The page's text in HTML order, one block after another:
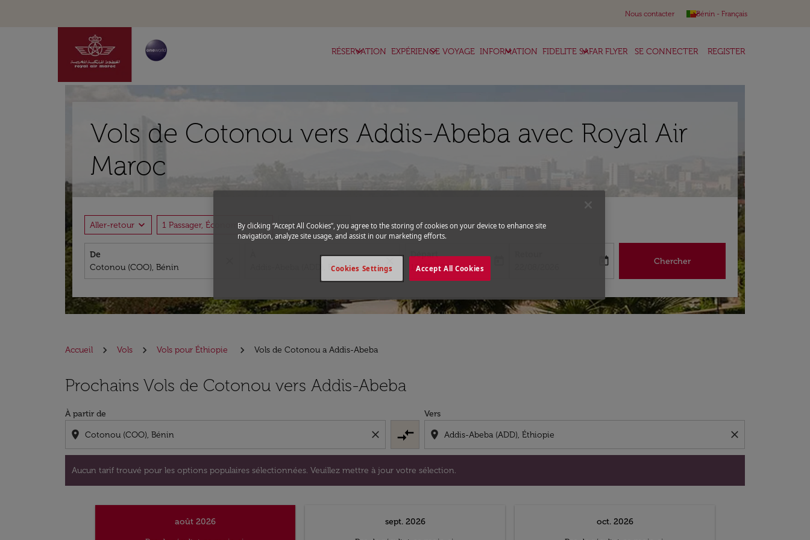
Nous contacter Bénin - Français
keyboard_arrow_down
RÉSERVATION
keyboard_arrow_down EXPÉRIENCE VOYAGE
keyboard_arrow_down INFORMATION
keyboard_arrow_down FIDELITE SAFAR FLYER
keyboard_arrow_down SE CONNECTER REGISTER
Vols de Cotonou vers Addis-Abeba avec Royal Air
Maroc
Aller-retour expand_more 1 Passager, Économiqueexpand_more Code promo expand_more
De
Départ
fc-booking-departure-date-aria-label
15/08/2026
fc-booking-return-date-aria-label
today Chercher
Accueil Vols Vols pour Éthiopie Vols de Cotonou a Addis-Abeba
Prochains Vols de Cotonou vers Addis-Abeba
À partir de
location_on close compare_arrows
Vers
location_on close
Aucun tarif trouvé pour les options populaires sélectionnées. Veuillez mettre à jour votre sélection.
Aucun tarif trouvé pour les options populaires sélectionnées. Veuillez mettre à jour votre sélection.
août 2026
sept. 2026
oct. 2026
By clicking “Accept All Cookies”, you agree to the storing of cookies on your device to enhance site
navigation, analyze site usage, and assist in our marketing efforts.
Accept All Cookies
Cookies Settings